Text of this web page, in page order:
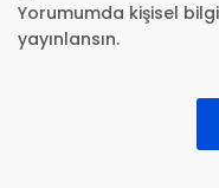
Yorumumda kişisel
yayınlansın.